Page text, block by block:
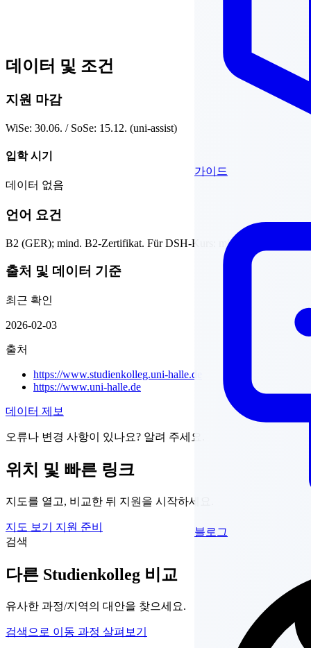
가이드
블로그
데이터 및 조건
지원 마감
WiSe: 30.06. / SoSe: 15.12. (uni-assist)
입학 시기
데이터 없음
언어 요건
B2 (GER); mind. B2-Zertifikat. Für DSH-Kurs: mind. C1
출처 및 데이터 기준
최근 확인
2026-02-03
출처
https://www.studienkolleg.uni-halle.de
https://www.uni-halle.de
데이터 제보
오류나 변경 사항이 있나요? 알려 주세요.
위치 및 빠른 링크
지도를 열고, 비교한 뒤 지원을 시작하세요.
지도 보기 지원 준비
검색
다른 Studienkolleg 비교
유사한 과정/지역의 대안을 찾으세요.
검색으로 이동 과정 살펴보기